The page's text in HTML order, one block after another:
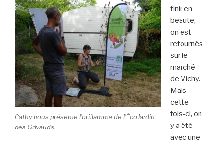
Cathy nous présente l’oriflamme de l’ÉcoJardin
des Grivauds.
finir en
beauté,
on est
retournés
sur le
marché
de Vichy.
Mais
cette
fois-ci, on
y a été
avec une